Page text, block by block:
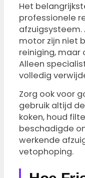
Het
professionele
afzuigsysteem.
motor zijn niet
reiniging, maar
Alleen
volledig
Zorg ook voor
gebruik altijd
koken, houd
beschadigde
werkende
vetophoping.